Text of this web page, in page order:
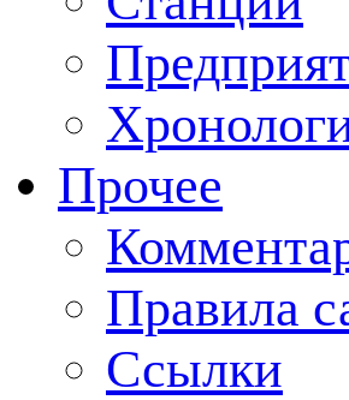
Прочее
Правила
Ссылки